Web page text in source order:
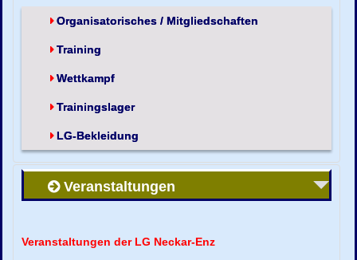
Organisatorisches / Mitgliedschaften
Training
Wettkampf
Trainingslager
LG-Bekleidung
Veranstaltungen
Veranstaltungen der LG Neckar-Enz